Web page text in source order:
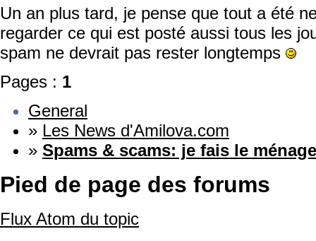
Un an plus tard, je pense que tout a été
regarder ce qui est posté aussi tous les
spam ne devrait pas rester longtemps
Pages : 1
General
» Les News d'Amilova.com
» Spams & scams: je fais le
Pied de page des forums
Flux Atom du topic